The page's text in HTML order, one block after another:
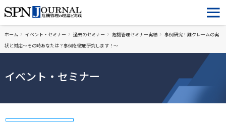
ホーム イベント・セミナー 過去のセミナー 危機管理セミナー実績
事例研究！難クレームの実
状と対応～その時あなたは？事例を徹底研究します！～
イベント・セミナー